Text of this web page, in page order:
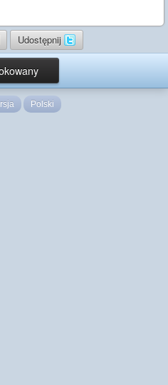
Udostępnij
Polski